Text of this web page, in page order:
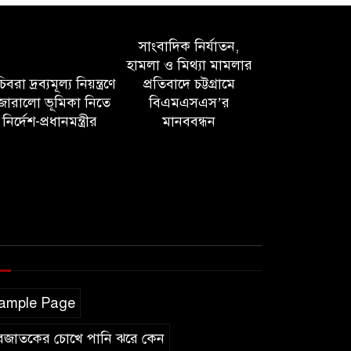
দ্রব্যমূল্য নিয়ন্ত্রণে
ভূমিকা নিতে
নির্দেশ-প্রধানমন্ত্রীর
সাংবাদিক নির্যাতন,
হামলা ও মিথ্যা মামলার
প্রতিবাদে চট্টগ্রামে
বিএমএসএস’র
মানববন্ধন
Page
চোখে পানি ঝরে কেন